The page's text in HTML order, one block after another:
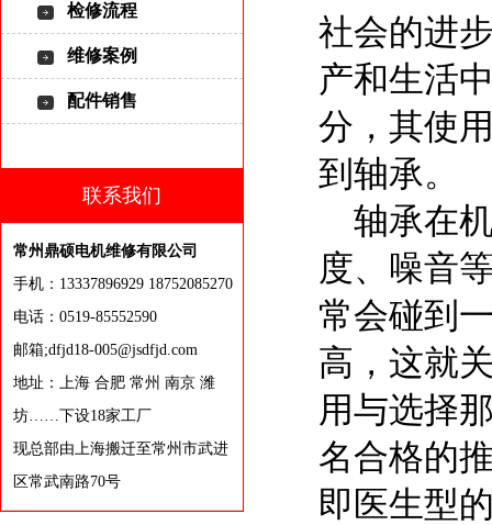
检修流程
维修案例
配件销售
联系我们
常州鼎硕电机维修有限公司
手机：13337896929 18752085270
电话：0519-85552590
邮箱;dfjd18-005@jsdfjd.com
地址：上海 合肥 常州 南京 潍
坊……下设18家工厂
现总部由上海搬迁至常州市武进
区常武南路70号
社会的进
产和生活
分，其使
到轴承。
轴承在机
度、噪音
常会碰到
高，这就
用与选择
名合格的
即医生型